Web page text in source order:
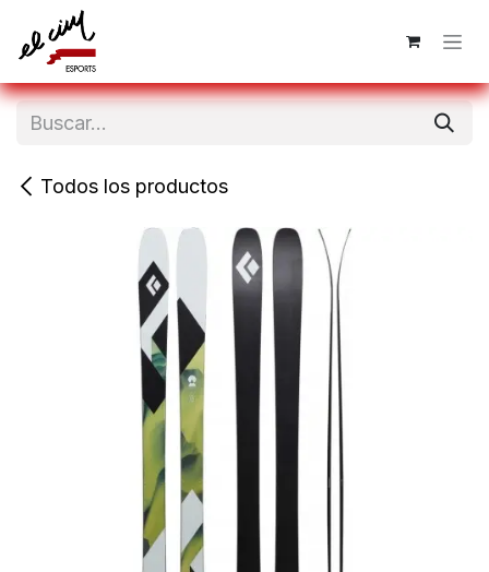
Ir al contenido
Todos los productos